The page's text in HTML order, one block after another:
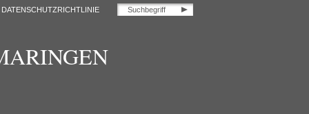
DATENSCHUTZRICHTLINIE